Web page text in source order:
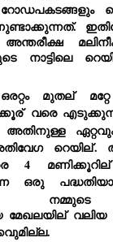
നാട്ടിലെ
മുതല്
വരെ
റെയില്.
4 മണിക്കൂറില്
ഒരു
നമ്മുടെ
വലിയ